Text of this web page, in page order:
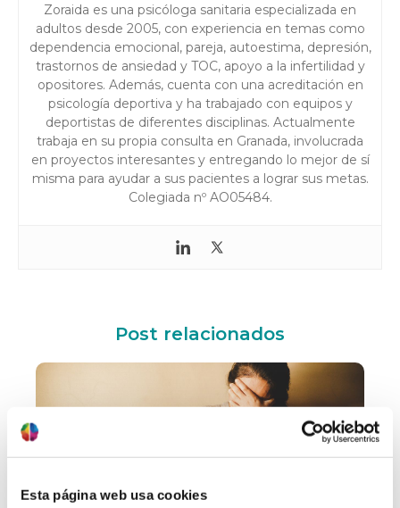
Esta página web usa cookies
Zoraida es una psicóloga sanitaria especializada en
adultos desde 2005, con experiencia en temas como
dependencia emocional, pareja, autoestima, depresión,
trastornos de ansiedad y TOC, apoyo a la infertilidad y
opositores. Además, cuenta con una acreditación en
psicología deportiva y ha trabajado con equipos y
deportistas de diferentes disciplinas. Actualmente
trabaja en su propia consulta en Granada, involucrada
en proyectos interesantes y entregando lo mejor de sí
misma para ayudar a sus pacientes a lograr sus metas.
Colegiada nº AO05484.
Post relacionados